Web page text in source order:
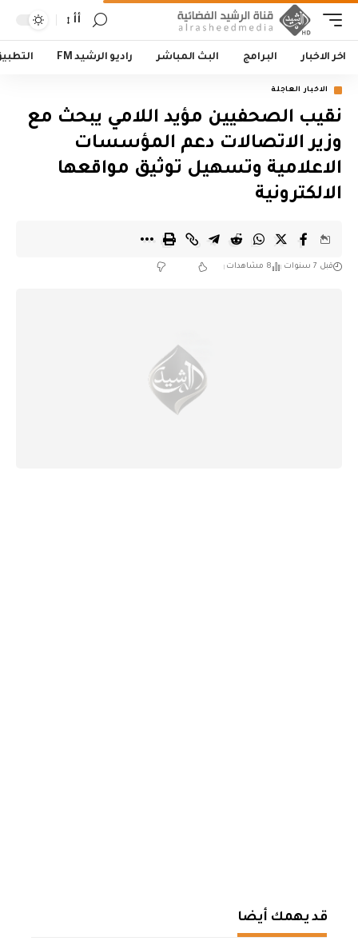
أأ
اخر الاخبار البرامج البث المباشر راديو الرشيد FM
الاخبار العاجلة
نقيب الصحفيين مؤيد اللامي يبحث مع
وزير الاتصالات دعم المؤسسات
الاعلامية وتسهيل توثيق مواقعها
الالكترونية
قبل 7 سنوات 8 مشاهدات
قد يهمك أيضا